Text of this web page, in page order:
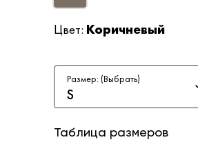
Цвет: Коричневый
Размер: (Выбрать)
S
Таблица размеров